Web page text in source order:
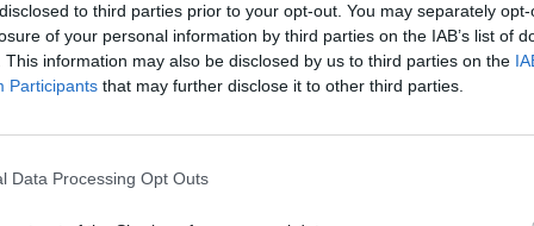
to third parties prior to your opt-out. You may separately
of your personal information by third parties on the IAB’s list of
This information may also be disclosed by us to third parties on the
Participants that may further disclose it to other third parties.
Data Processing Opt Outs
les chercheurs ont souligné certaines limites à
reposent sur une seule mesure de la taille moyenne
sex toys de l’entreprise Lovehoney, ce qui signifie que les